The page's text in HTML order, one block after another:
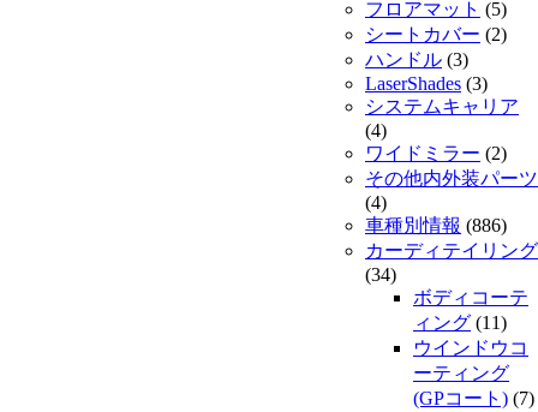
フロアマット (5)
シートカバー (2)
ハンドル (3)
LaserShades (3)
システムキャリア
(4)
ワイドミラー (2)
その他内外装パーツ
(4)
車種別情報 (886)
カーディテイリング
(34)
ボディコーテ
ィング (11)
ウインドウコ
ーティング
(GPコート) (7)